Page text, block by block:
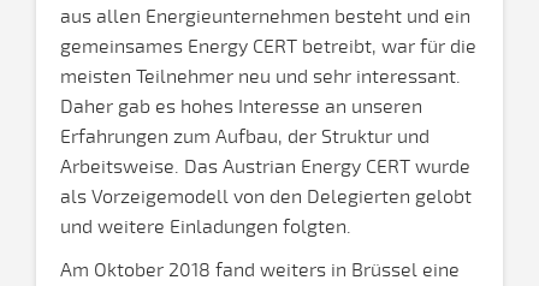
aus allen Energieunternehmen besteht und ein
gemeinsames Energy CERT betreibt, war für die
meisten Teilnehmer neu und sehr interessant.
Daher gab es hohes Interesse an unseren
Erfahrungen zum Aufbau, der Struktur und
Arbeitsweise. Das Austrian Energy CERT wurde
als Vorzeigemodell von den Delegierten gelobt
und weitere Einladungen folgten.
Am Oktober 2018 fand weiters in Brüssel eine